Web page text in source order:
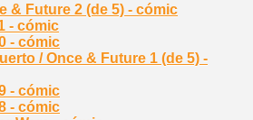
& Future 2 (de 5) - cómic
- cómic
- cómic
/ Once & Future 1 (de 5) -
- cómic
- cómic